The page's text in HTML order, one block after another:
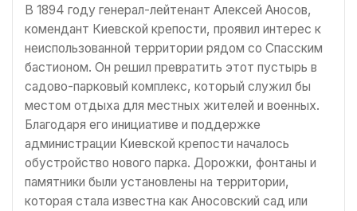
В 1894 году генерал-лейтенант Алексей Аносов,
комендант Киевской крепости, проявил интерес к
неиспользованной территории рядом со Спасским
бастионом. Он решил превратить этот пустырь в
садово-парковый комплекс, который служил бы
местом отдыха для местных жителей и военных.
Благодаря его инициативе и поддержке
администрации Киевской крепости началось
обустройство нового парка. Дорожки, фонтаны и
памятники были установлены на территории,
которая стала известна как Аносовский сад или